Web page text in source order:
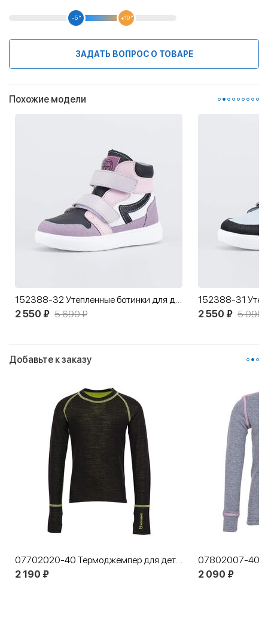
-5 ° +10 °
ЗАДАТЬ ВОПРОС О ТОВАРЕ
Похожие модели
152388-32 Утепленные ботинки для девочки
2 550 ₽ 5 690 ₽ 2 550 ₽ 5 090
Добавьте к заказу
07702020-40 Термоджемпер для детей и подростков КОТОФЕЙ Спорт
2 190 ₽
2 090 ₽